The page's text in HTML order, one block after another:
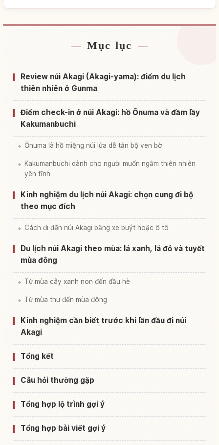
Tìm chỗ ở gần Lâu đài Akagiyama, Gunma
Tìm trải nghiệm tại Lâu đài Akagiyama, Gunma
Mục lục
Review núi Akagi (Akagi-yama): điểm du lịch
thiên nhiên ở Gunma
Điểm check-in ở núi Akagi: hồ Ōnuma và đầm lầy
Kakumanbuchi
Ōnuma là hồ miệng núi lửa dễ tản bộ ven bờ
Kakumanbuchi dành cho người muốn ngắm thiên nhiên
yên tĩnh
Kinh nghiệm du lịch núi Akagi: chọn cung đi bộ
theo mục đích
Cách đi đến núi Akagi bằng xe buýt hoặc ô tô
Du lịch núi Akagi theo mùa: lá xanh, lá đỏ và tuyết
mùa đông
Từ mùa cây xanh non đến đầu hè
Từ mùa thu đến mùa đông
Kinh nghiệm cần biết trước khi lần đầu đi núi
Akagi
Tổng kết
Câu hỏi thường gặp
Tổng hợp lộ trình gợi ý
Tổng hợp bài viết gợi ý